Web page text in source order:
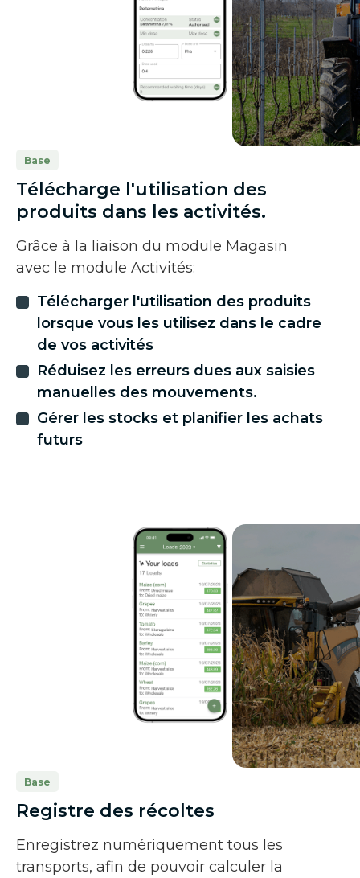
Base
Télécharge l'utilisation des
produits dans les activités.
Grâce à la liaison du module Magasin
avec le module Activités:
Télécharger l'utilisation des produits
lorsque vous les utilisez dans le cadre
de vos activités
Réduisez les erreurs dues aux saisies
manuelles des mouvements.
Gérer les stocks et planifier les achats
futurs
Base
Registre des récoltes
Enregistrez numériquement tous les
transports, afin de pouvoir calculer la